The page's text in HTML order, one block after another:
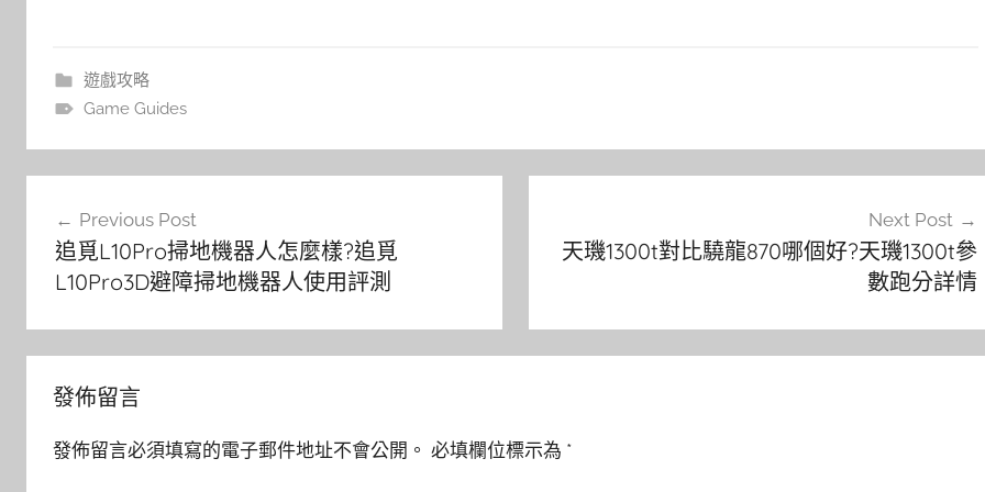
遊戲攻略
Game Guides
Previous Post
追覓L10Pro掃地機器人怎麼樣?追覓
L10Pro3D避障掃地機器人使用評測
Next Post
天璣1300t對比驍龍870哪個好?天璣1300t參
數跑分詳情
發佈留言
發佈留言必須填寫的電子郵件地址不會公開。 必填欄位標示為 *